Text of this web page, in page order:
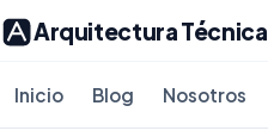
Arquitectura Técnica
Inicio Blog Nosotros